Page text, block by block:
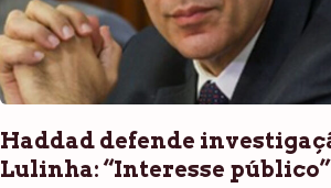
Haddad defende
Lulinha: “Interesse público”